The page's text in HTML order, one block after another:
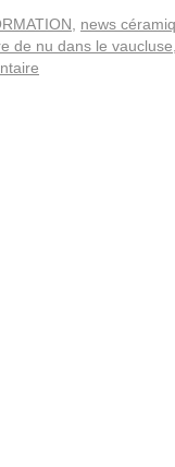
news
de nu dans le vaucluse